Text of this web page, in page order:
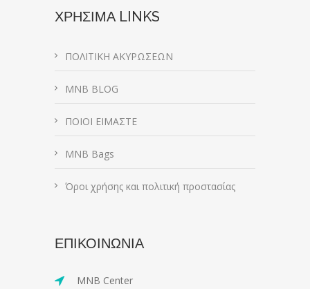
ΧΡΗΣΙΜΑ LINKS
ΠΟΛΙΤΙΚΗ ΑΚΥΡΩΣΕΩΝ
MNB BLOG
ΠΟΙΟΙ ΕΙΜΑΣΤΕ
MNB Bags
Όροι χρήσης και πολιτική προστασίας
ΕΠΙΚΟΙΝΩΝΙΑ
MNB Center